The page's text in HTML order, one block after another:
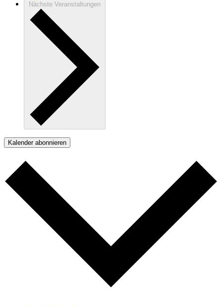
Nächste Veranstaltungen
Kalender abonnieren